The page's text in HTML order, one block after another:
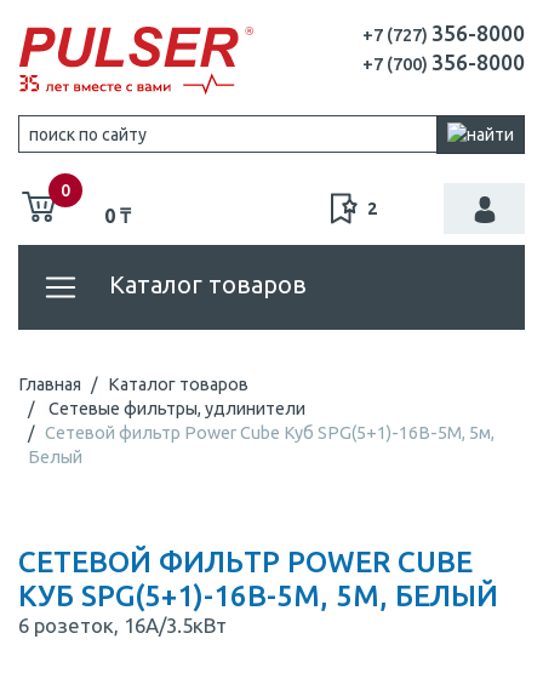
+7 (727) 356-8000
+7 (700) 356-8000
0
0 ₸ 2
Каталог товаров
Главная
Каталог товаров
Сетевые фильтры, удлинители
Сетевой фильтр Power Cube Куб SPG(5+1)-16B-5M, 5м,
Белый
СЕТЕВОЙ ФИЛЬТР POWER CUBE
КУБ SPG(5+1)-16B-5M, 5М, БЕЛЫЙ
6 розеток, 16A/3.5кВт